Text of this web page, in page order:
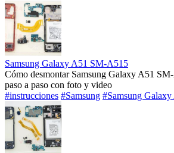
Samsung Galaxy A51 SM-A515
Cómo desmontar Samsung Galaxy A51
paso a paso con foto y video
#instrucciones #Samsung #Samsung